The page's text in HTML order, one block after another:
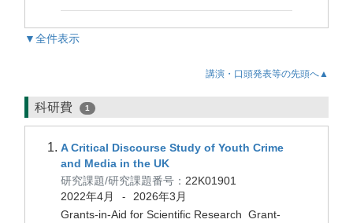
▼全件表示
講演・口頭発表等の先頭へ▲
科研費 1
A Critical Discourse Study of Youth Crime
and Media in the UK
研究課題/研究課題番号： 22K01901
2022年4月
-
2026年3月
Grants-in-Aid for Scientific Research Grant-